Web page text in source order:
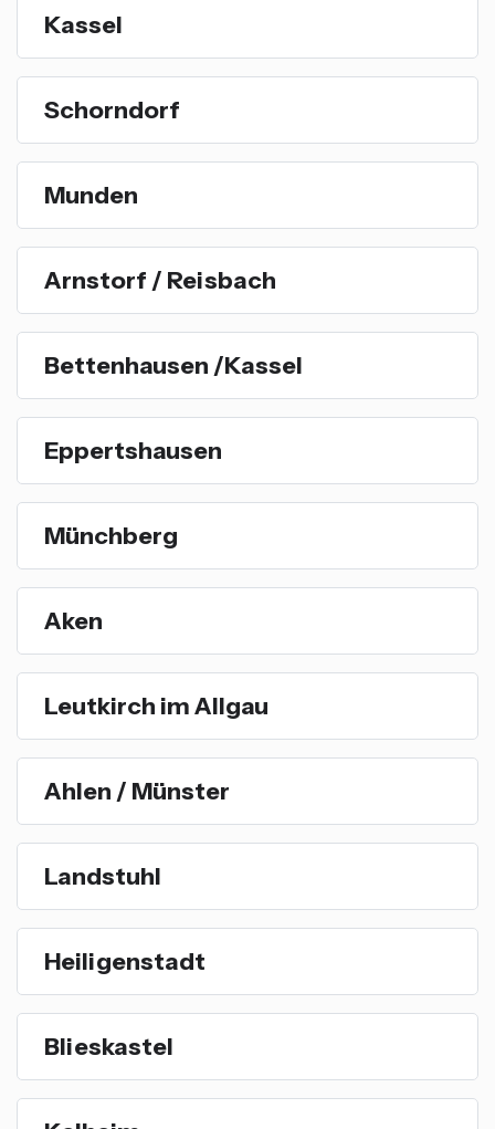
Kassel
Schorndorf
Munden
Arnstorf / Reisbach
Bettenhausen /Kassel
Eppertshausen
Münchberg
Aken
Leutkirch im Allgau
Ahlen / Münster
Landstuhl
Heiligenstadt
Blieskastel